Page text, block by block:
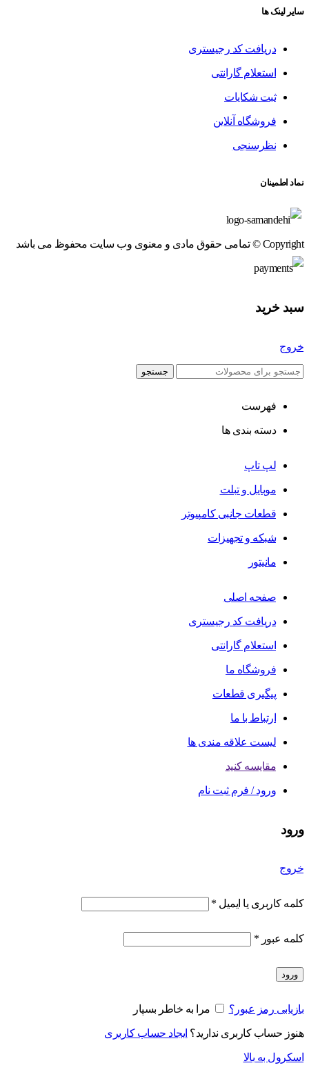
سایر لینک ها
دریافت کد رجیستری
استعلام گارانتی
ثبت شکایات
فروشگاه آنلاین
نظرسنجی
نماد اطمینان
Copyright © تمامی حقوق مادی و معنوی وب سایت محفوظ می باشد
سبد خرید
خروج
جستجو
فهرست
دسته بندی ها
لپ تاپ
موبایل و تبلت
قطعات جانبی کامپیوتر
شبکه و تجهیزات
مانیتور
صفحه اصلی
دریافت کد رجیستری
استعلام گارانتی
فروشگاه ما
پیگیری قطعات
ارتباط با ما
لیست علاقه مندی ها
مقایسه کنید
ورود / فرم ثبت نام
ورود
خروج
کلمه کاربری یا ایمیل *
کلمه عبور *
ورود
بازیابی رمز عبور؟ مرا به خاطر بسپار
هنوز حساب کاربری ندارید؟ ایجاد حساب کاربری
اسکرول به بالا